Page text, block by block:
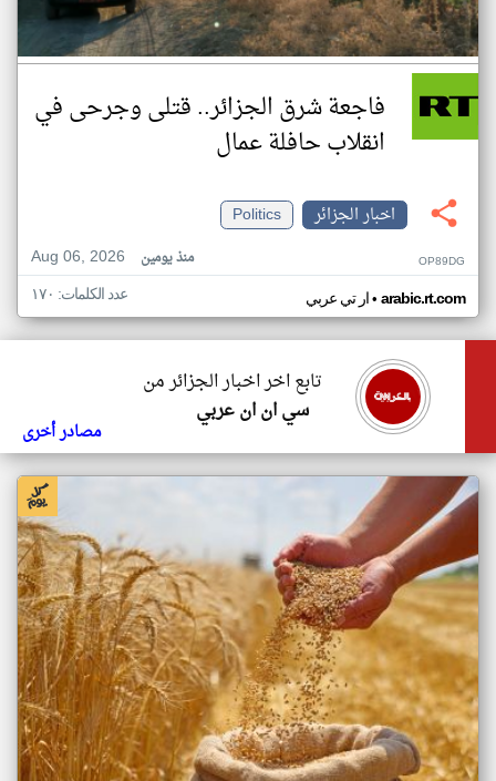
فاجعة شرق الجزائر.. قتلى وجرحى في
انقلاب حافلة عمال
اخبار الجزائر
Politics
Aug 06, 2026
منذ يومين OP89DG
ار تي عربي• arabic.rt.com عدد الكلمات: ١٧٠
تابع اخر اخبار الجزائر من
سي ان ان عربي
مصادر أخرى